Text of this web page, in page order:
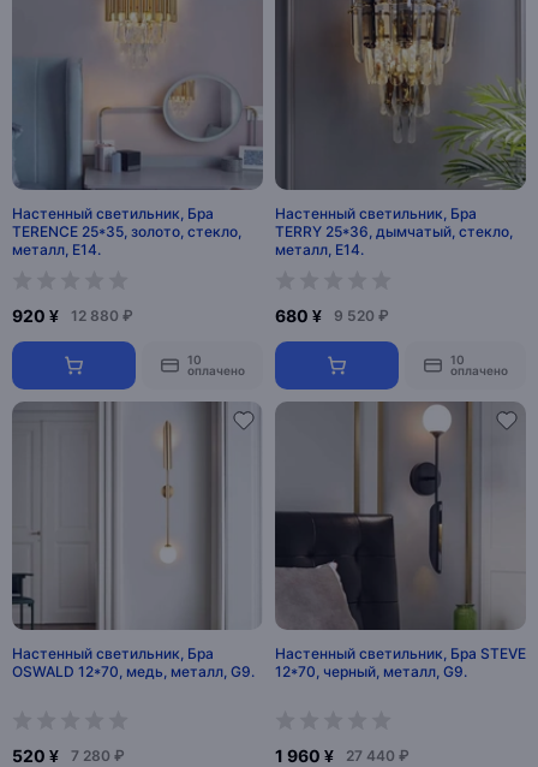
Настенный светильник, Бра
TERENCE 25*35, золото, стекло,
металл, Е14.
920 ¥ 12 880 ₽
10
оплачено
Настенный светильник, Бра
TERRY 25*36, дымчатый, стекло,
металл, Е14.
680 ¥ 9 520 ₽
10
оплачено
Настенный светильник, Бра
OSWALD 12*70, медь, металл, G9.
520 ¥ 7 280 ₽
Настенный светильник, Бра STEVE
12*70, черный, металл, G9.
1 960 ¥ 27 440 ₽